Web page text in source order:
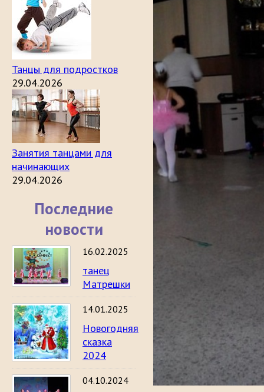
Танцы для подростков
29.04.2026
Занятия танцами для
начинающих
29.04.2026
Последние
новости
16.02.2025
танец
Матрешки
14.01.2025
Новогодняя
сказка
2024
04.10.2024